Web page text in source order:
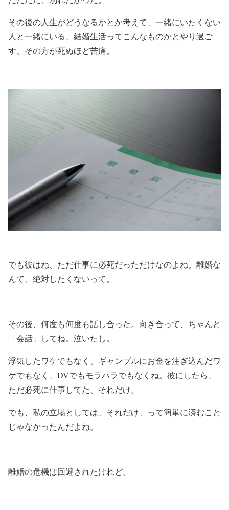
その後の人生がどうなるかとか考えて、一緒にいたくない
人と一緒にいる、結婚生活ってこんなものかとやり過ご
す、その方が死ぬほど苦痛。
でも彼はね、ただ仕事に必死だっただけなのよね。離婚な
んて、絶対したくないって。
その後、何度も何度も話し合った。向き合って、ちゃんと
「会話」してね。泣いたし。
浮気したワケでもなく、ギャンブルにお金を注ぎ込んだワ
ケでもなく、DVでもモラハラでもなくね。彼にしたら、
ただ必死に仕事してた、それだけ。
でも、私の立場としては、それだけ、って簡単に済むこと
じゃなかったんだよね。
離婚の危機は回避されたけれど。